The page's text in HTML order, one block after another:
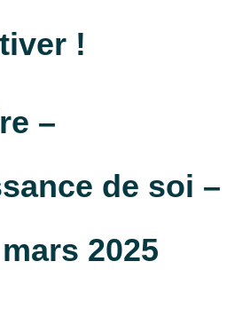
!
–
de soi –
2025